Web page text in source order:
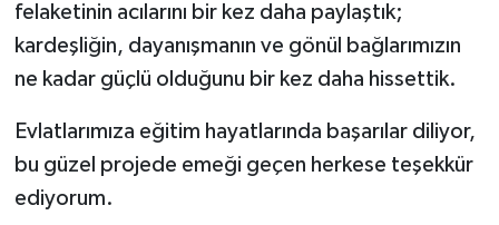
felaketinin acılarını bir kez daha paylaştık;
kardeşliğin, dayanışmanın ve gönül bağlarımızın
ne kadar güçlü olduğunu bir kez daha hissettik.
Evlatlarımıza eğitim hayatlarında başarılar diliyor,
bu güzel projede emeği geçen herkese teşekkür
ediyorum.